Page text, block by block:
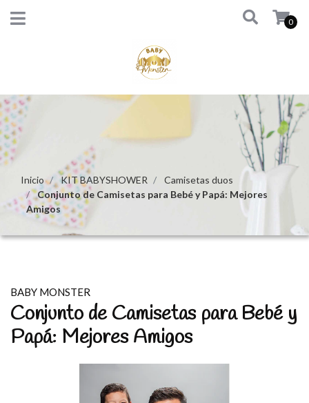
0
Inicio KIT BABYSHOWER
Camisetas duos
Conjunto de Camisetas para Bebé y Papá: Mejores
Amigos
BABY MONSTER
Conjunto de Camisetas para Bebé y
Papá: Mejores Amigos